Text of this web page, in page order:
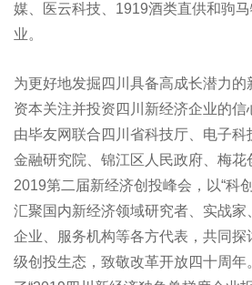
媒、医云科技、1919酒类直供和驹
业。
为更好地发掘四川具备高成长潜力
资本关注并投资四川新经济企业的信
由毕友网联合四川省科技厅、电子
金融研究院、锦江区人民政府、梅花
2019第二届新经济创投峰会，以“科
汇聚国内新经济领域研究者、实战
企业、服务机构等各方代表，共同探
级创投生态，致敬改革开放四十周年